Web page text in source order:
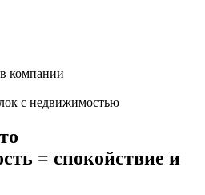
компании
с недвижимостью
= спокойствие и